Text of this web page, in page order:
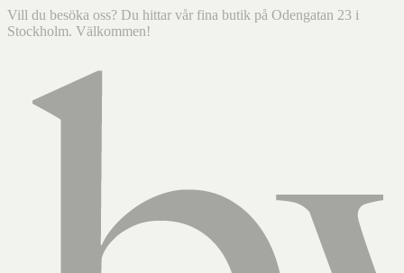
Vill du besöka oss? Du hittar vår fina butik på Odengatan 23 i
Stockholm. Välkommen!